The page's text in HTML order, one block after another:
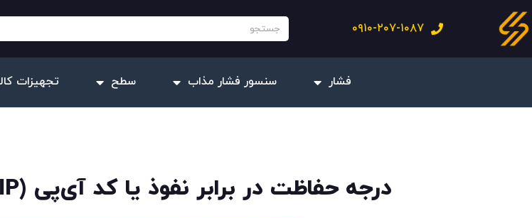
رفتن
به
محتوا
۰۹۱۰-۲۰۷-۱۰۸۷ جستجو
فشار سنسور فشار مذاب سطح تجهیزات
درجه حفاظت در برابر نفوذ یا کد آی‌پی (IP) Ingress Protection Rating